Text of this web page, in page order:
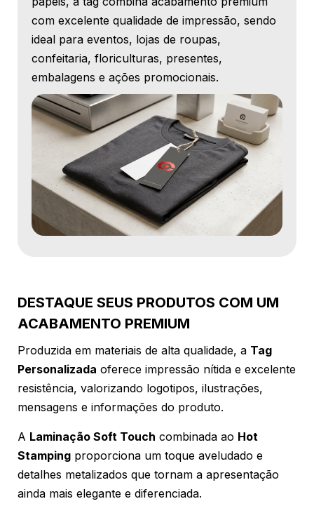
com excelente qualidade de impressão, sendo
ideal para eventos, lojas de roupas,
confeitaria, floriculturas, presentes,
embalagens e ações promocionais.
DESTAQUE SEUS PRODUTOS COM UM
ACABAMENTO PREMIUM
Produzida em materiais de alta qualidade, a Tag
Personalizada oferece impressão nítida e excelente
resistência, valorizando logotipos, ilustrações,
mensagens e informações do produto.
A Laminação Soft Touch combinada ao Hot
Stamping proporciona um toque aveludado e
detalhes metalizados que tornam a apresentação
ainda mais elegante e diferenciada.